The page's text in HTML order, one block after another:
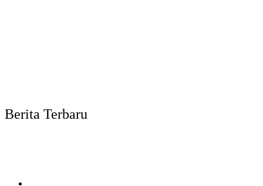
Berita Terbaru